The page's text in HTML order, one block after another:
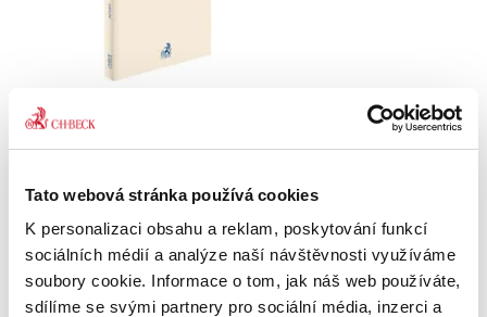
Tato webová stránka používá cookies
K personalizaci obsahu a reklam, poskytování funkcí
sociálních médií a analýze naší návštěvnosti využíváme
soubory cookie. Informace o tom, jak náš web používáte,
sdílíme se svými partnery pro sociální média, inzerci a
390,00 Kč
Publikace přináší komplexní pohled na proces
Úřadu práce České republiky. Čtenáře
seznamuje s právy uchazeče o zaměstnání, ale
i s povinnostmi, které musí...